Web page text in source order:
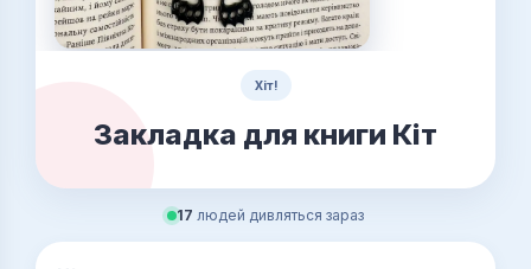
Хіт!
Закладка для книги Кіт
17 людей дивляться зараз